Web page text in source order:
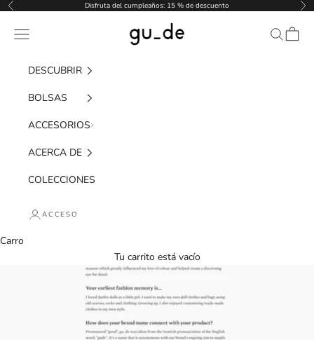
Saltar al contenido
Anterior Disfruta del cumpleaños: 15 % de descuento
gu_de
Menú de navegación Buscar
Carro
DESCUBRIR
BOLSAS
ACCESORIOS
ACERCA DE
COLECCIONES
ACCESO
Carro
Tu carrito está vacío